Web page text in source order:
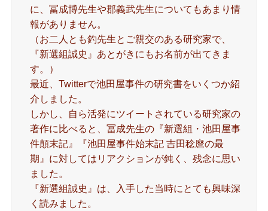
に、冨成博先生や郡義武先生についてもあまり情
報がありません。
（お二人とも釣先生とご親交のある研究家で、
『新選組誠史』あとがきにもお名前が出てきま
す。）
最近、Twitterで池田屋事件の研究書をいくつか紹
介しました。
しかし、自ら活発にツイートされている研究家の
著作に比べると、冨成先生の『新選組・池田屋事
件顛末記』『池田屋事件始末記 吉田稔麿の最
期』に対してはリアクションが鈍く、残念に思い
ました。
『新選組誠史』は、入手した当時にとても興味深
く読みました。